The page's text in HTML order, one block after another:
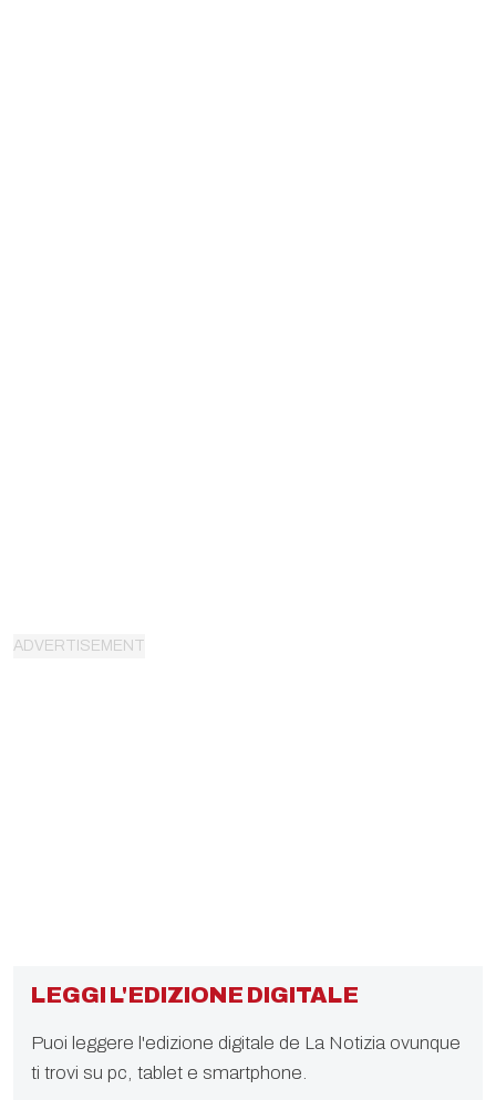
LEGGI L'EDIZIONE DIGITALE
Puoi leggere l'edizione digitale de La Notizia ovunque
ti trovi su pc, tablet e smartphone.